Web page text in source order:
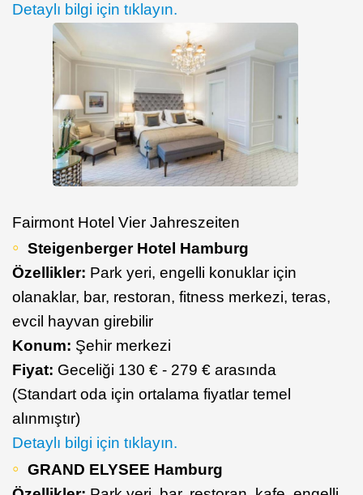
Detaylı bilgi için tıklayın.
Fairmont Hotel Vier Jahreszeiten
Steigenberger Hotel Hamburg
Özellikler: Park yeri, engelli konuklar için
olanaklar, bar, restoran, fitness merkezi, teras,
evcil hayvan girebilir
Konum: Şehir merkezi
Fiyat: Geceliği 130 € - 279 € arasında
(Standart oda için ortalama fiyatlar temel
alınmıştır)
Detaylı bilgi için tıklayın.
GRAND ELYSEE Hamburg